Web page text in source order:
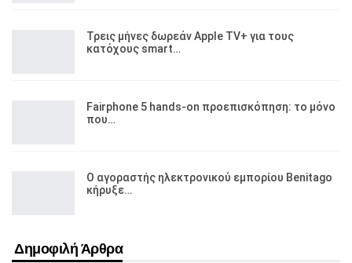
Τρεις μήνες δωρεάν Apple TV+ για τους
κατόχους smart…
Fairphone 5 hands-on προεπισκόπηση: το μόνο
που…
Ο αγοραστής ηλεκτρονικού εμπορίου Benitago
κήρυξε…
Δημοφιλή Άρθρα